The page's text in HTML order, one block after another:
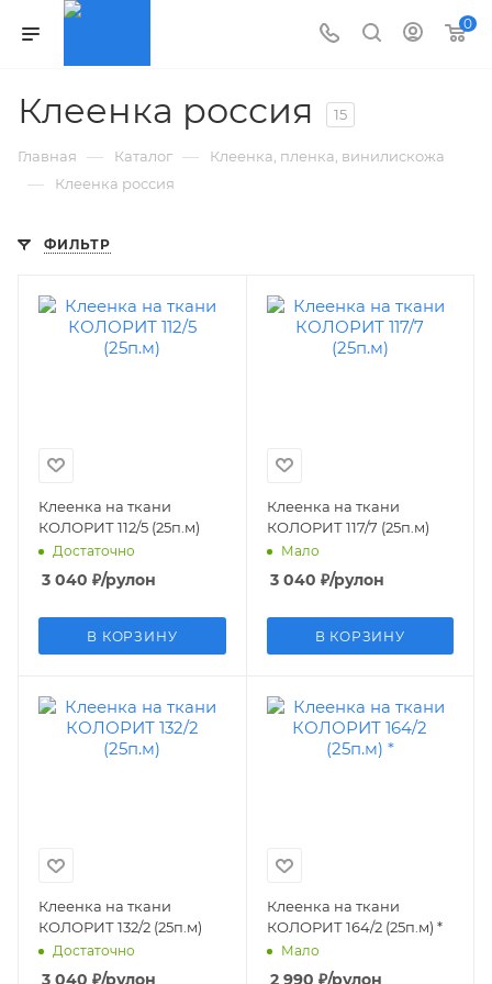
0
Клеенка россия 15
Главная — Каталог — Клеенка, пленка, винилискожа
— Клеенка россия
ФИЛЬТР
Клеенка на ткани
КОЛОРИТ 112/5 (25п.м)
Достаточно
3 040 ₽/рулон
В КОРЗИНУ
Клеенка на ткани
КОЛОРИТ 117/7 (25п.м)
Мало
3 040 ₽/рулон
В КОРЗИНУ
Клеенка на ткани
КОЛОРИТ 132/2 (25п.м)
Достаточно
3 040 ₽/рулон
Клеенка на ткани
КОЛОРИТ 164/2 (25п.м) *
Мало
2 990 ₽/рулон